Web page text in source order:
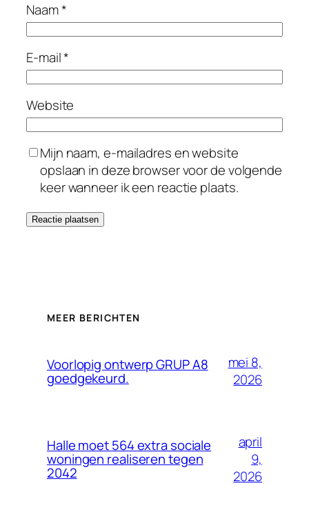
Naam*
E-mail*
Website
Mijn naam, e-mailadres en website
opslaan in deze browser voor de volgende
keer wanneer ik een reactie plaats.
MEER BERICHTEN
Voorlopig ontwerp GRUP A8
goedgekeurd.
mei 8,
2026
Halle moet 564 extra sociale
woningen realiseren tegen
2042
april
9,
2026